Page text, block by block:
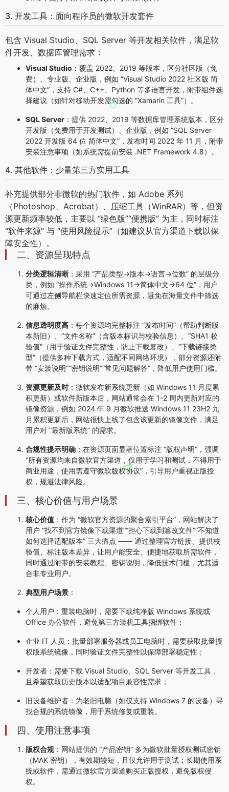
3. 开发工具：面向程序员的微软开发套件
包含 Visual Studio、SQL Server 等开发相关软件，满足软
件开发、数据库管理需求：
Visual Studio ：覆盖 2022、2019 等版本，区分社区版（免
费）、专业版、企业版，例如 “Visual Studio 2022 社区版 简
体中文”，支持 C#、C++、Python 等多语言开发，附带组件选
择建议（如针对移动开发需勾选的 “Xamarin 工具”）。
SQL Server ：提供 2022、2019 等数据库管理系统版本，区分
开发版（免费用于开发测试）、企业版，例如 “SQL Server
2022 开发版 64 位 简体中文”，发布时间 2022 年 11 月，附带
安装注意事项（如系统需提前安装 .NET Framework 4.8）。
4. 其他软件：少量第三方实用工具
补充提供部分非微软的热门软件，如 Adobe 系列
（Photoshop、Acrobat）、压缩工具（WinRAR）等，但资
源更新频率较低，主要以 “绿色版”“便携版” 为主，同时标注
“软件来源” 与 “使用风险提示”（如建议从官方渠道下载以保
障安全性）。
二、资源呈现特点
分类逻辑清晰 ：采用 “产品类型→版本→语言→位数” 的层级分
类，例如 “操作系统→Windows 11→简体中文→64 位”，用户
可通过左侧导航栏快速定位所需资源，避免在海量文件中筛选
的麻烦。
信息透明度高 ：每个资源均完整标注 “发布时间”（帮助判断版
本新旧）、“文件名称”（含版本标识与校验信息）、“SHA1 校
验值”（用于验证文件完整性，防止下载篡改）、“下载链接类
型”（提供多种下载方式，适配不同网络环境），部分资源还附
带 “安装说明”“密钥说明”“常见问题解答”，降低用户使用门槛。
资源更新及时 ：微软发布新系统更新（如 Windows 11 月度累
积更新）或软件新版本后，网站通常会在 1-2 周内更新对应的
镜像资源，例如 2024 年 9 月微软推送 Windows 11 23H2 九
月累积更新后，网站很快上线了包含该更新的镜像文件，满足
用户对 “最新版系统” 的需求。
合规性提示明确 ：在资源页面显著位置标注 “版权声明”，强调
“所有资源均来自微软官方渠道，仅用于学习和测试，不得用于
商业用途，使用需遵守微软版权协议”，引导用户重视正版授
权，规避法律风险。
三、核心价值与用户场景
核心价值 ：作为 “微软官方资源的聚合索引平台”，网站解决了
用户 “找不到官方镜像下载渠道”“担心下载到篡改文件”“不知道
如何选择适配版本” 三大痛点 —— 通过整理官方链接、提供校
验值、标注版本差异，让用户能安全、便捷地获取所需软件，
同时通过附带的安装教程、密钥说明，降低技术门槛，尤其适
合非专业用户。
典型用户场景 ：
个人用户：重装电脑时，需要下载纯净版 Windows 系统或
Office 办公软件，避免第三方装机工具捆绑软件；
企业 IT 人员：批量部署服务器或员工电脑时，需要获取批量授
权版系统镜像，同时验证文件完整性以保障部署稳定性；
开发者：需要下载 Visual Studio、SQL Server 等开发工具，
且希望获取历史版本以适配项目兼容性需求；
旧设备维护者：为老旧电脑（如仅支持 Windows 7 的设备）寻
找合规的系统镜像，用于系统修复或重装。
四、使用注意事项
版权合规：网站提供的 “产品密钥” 多为微软批量授权测试密钥
（MAK 密钥），有效期较短，且仅允许用于测试；长期使用系
统或软件，需通过微软官方渠道购买正版授权，避免版权侵
权。